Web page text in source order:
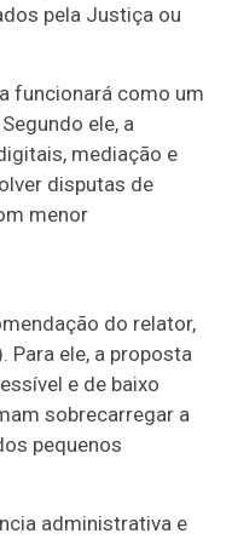
pela Justiça ou
funcionará como um
ele, a
mediação e
disputas de
menor
do relator,
Para ele, a proposta
e de baixo
sobrecarregar a
pequenos
administrativa e